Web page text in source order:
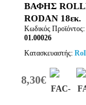
ΒΑΦΗΣ
RODAN 18εκ.
Κωδικός Προϊόντος:
01.00026
Κατασκευαστής:
8,30€